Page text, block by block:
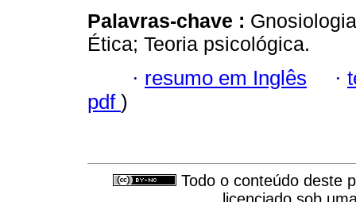
Palavras-chave :
Ética; Teoria psicológica.
· resumo em Inglês ·
pdf )
Todo o conteúdo deste